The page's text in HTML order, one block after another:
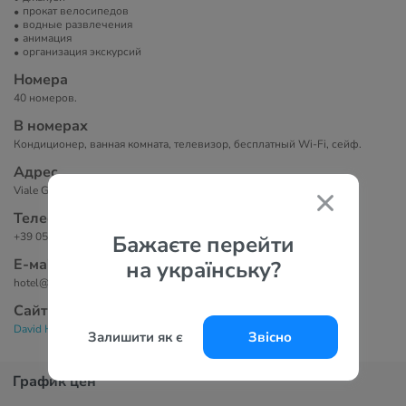
Бажаєте перейти
на українську?
Залишити як є Звісно
прокат велосипедов
водные развлечения
анимация
организация экскурсий
Номера
40 номеров.
В номерах
Кондиционер, ванная комната, телевизор, бесплатный Wi-Fi, сейф.
Адрес
Viale Giosue Carducci 297, 47042 Чезенатико, Италия
Телефоны
+39 0547 680666
Е-маil
hotel@hlungomare.com
Сайт
David Hotel 3*
График цен